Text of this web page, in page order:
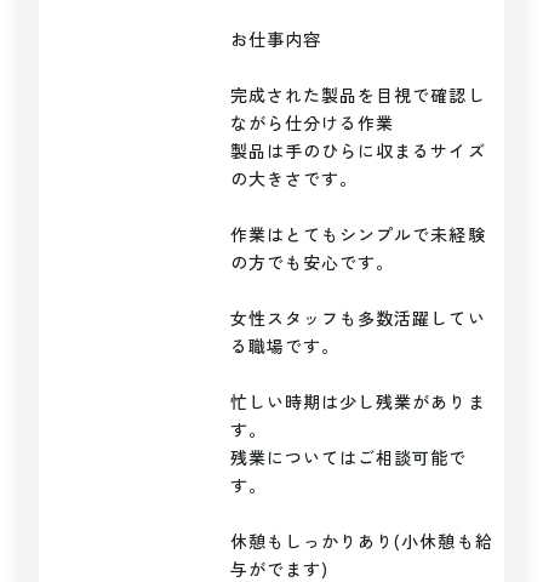
お仕事内容
完成された製品を目視で確認し
ながら仕分ける作業
製品は手のひらに収まるサイズ
の大きさです。
作業はとてもシンプルで未経験
の方でも安心です。
女性スタッフも多数活躍してい
る職場です。
忙しい時期は少し残業がありま
す。
残業についてはご相談可能で
す。
休憩もしっかりあり(小休憩も給
与がでます)